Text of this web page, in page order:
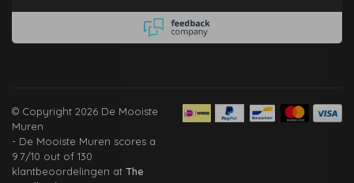
zij zelf niet verkopen.
Hulde!
© Copyright 2026 De Mooiste
Muren
- De Mooiste Muren scores a
9.7/10 out of 130
klantbeoordelingen at The